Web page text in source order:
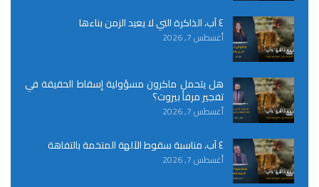
٤ آب، الذاكرة التي لا يعيد الزمن بناءها
أغسطس 7, 2026
هل يتحمل ماكرون مسؤولية إسقاط الحقيقة في
تفجير مرفأ بيروت؟
أغسطس 7, 2026
٤ آب، مناسبة سقوط الآلهة المتخمة بالتفاهة
أغسطس 7, 2026